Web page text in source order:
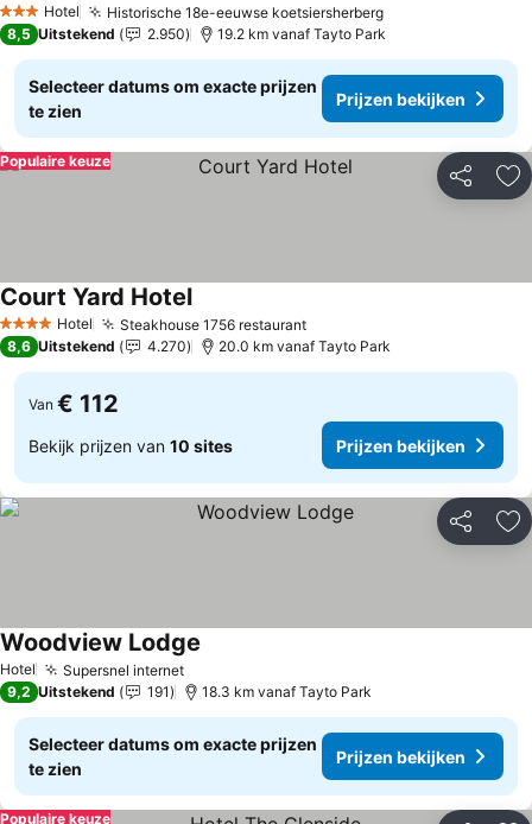
3 SterrenHotel Historische 18e-eeuwse koetsiersherberg
8,5 Uitstekend 2.950 19.2 km vanaf Tayto Park
Selecteer datums om exacte prijzen
te zien
Prijzen bekijken
Delen
Populaire keuze
4 SterrenHotel Steakhouse 1756 restaurant
Court Yard Hotel
8,6 Uitstekend 4.270 20.0 km vanaf Tayto Park
Van € 112
Bekijk prijzen van 10 sites Prijzen bekijken
Delen
Hotel Supersnel internet
Woodview Lodge
9,2 Uitstekend 191 18.3 km vanaf Tayto Park
Selecteer datums om exacte prijzen
te zien
Prijzen bekijken
Populaire keuze